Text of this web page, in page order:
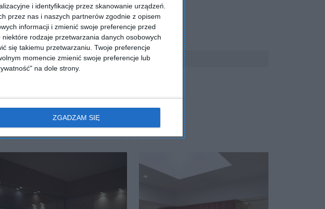
i identyfikację przez skanowanie urządzeń.
przez nas i naszych partnerów zgodnie z opisem
informacji i zmienić swoje preferencje przed
niektóre rodzaje przetwarzania danych osobowych
się takiemu przetwarzaniu. Twoje preferencje
momencie zmienić swoje preferencje lub
na dole strony.
ZGADZAM SIĘ